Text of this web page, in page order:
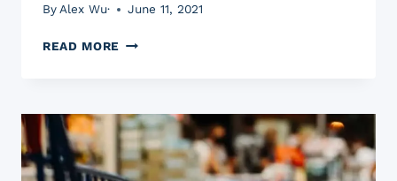
體
會
遭
凍
新
ByAlex Wu· June 11, 2021
READ MORE 亞
運
技
巧
新